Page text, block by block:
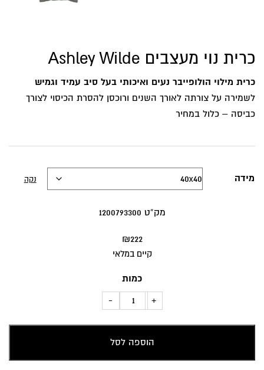
כרית נוי מעצבים Ashley Wilde
כרית מילוי הולופייבר נעים ואיכותי בעל סיב עמיד וגמיש
לשמירה על צורתה לאורך השנים ורוכסן להסרת הכיסוי לצורך
כביסה – כלול במחיר
מידה נקה
מק”ט 1200793300
₪222
קיים במלאי
כמות
+
כמות
נוי
מעצבים
-
הוספה לסל